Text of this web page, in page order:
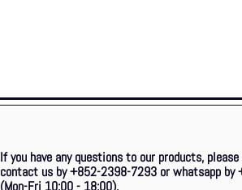
If you have any questions to our products,
contact us by +852-2398-7293 or whatsapp by
(Mon-Fri 10:00 - 18:00).